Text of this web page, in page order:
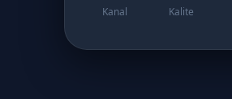
Kanal Kalite